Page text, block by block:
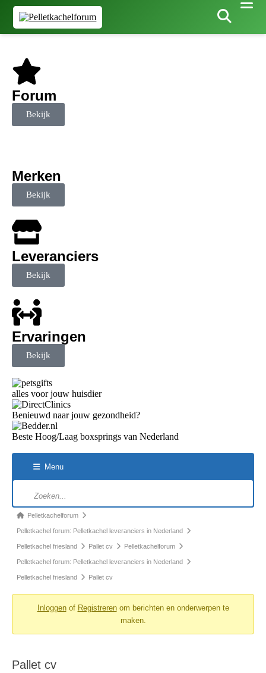
Forum
Bekijk
Merken
Bekijk
Leveranciers
Bekijk
Ervaringen
Bekijk
alles voor jouw huisdier
Benieuwd naar jouw gezondheid?
Beste Hoog/Laag boxsprings van Nederland
Menu
Pelletkachelforum
Pelletkachel forum: Pelletkachel leveranciers in Nederland
Pelletkachel friesland Pallet cv Pelletkachelforum
Pelletkachel forum: Pelletkachel leveranciers in Nederland
Pelletkachel friesland Pallet cv
Inloggenof Registrerenom berichten en onderwerpen te
maken.
Pallet cv